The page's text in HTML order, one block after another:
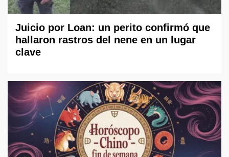
Juicio por Loan: un perito confirmó que
hallaron rastros del nene en un lugar
clave